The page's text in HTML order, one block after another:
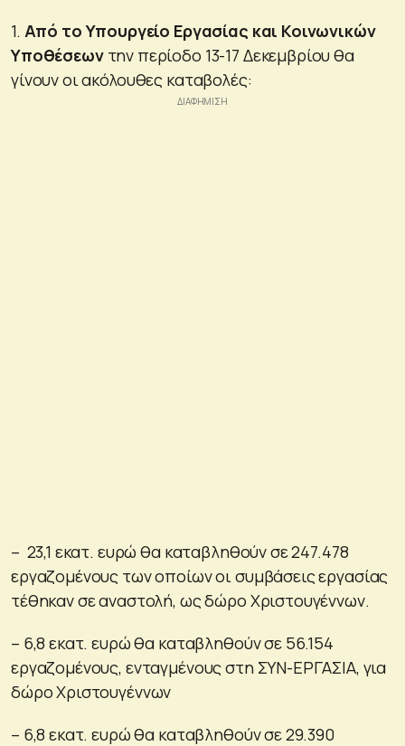
1. Από το Υπουργείο Εργασίας και Κοινωνικών
Υποθέσεωντην περίοδο 13-17 Δεκεμβρίου θα
γίνουν οι ακόλουθες καταβολές:
– 23,1 εκατ. ευρώ θα καταβληθούν σε 247.478
εργαζομένους των οποίων οι συμβάσεις εργασίας
τέθηκαν σε αναστολή, ως δώρο Χριστουγέννων.
– 6,8 εκατ. ευρώ θα καταβληθούν σε 56.154
εργαζομένους, ενταγμένους στη ΣΥΝ-ΕΡΓΑΣΙΑ, για
δώρο Χριστουγέννων
– 6,8 εκατ. ευρώ θα καταβληθούν σε 29.390